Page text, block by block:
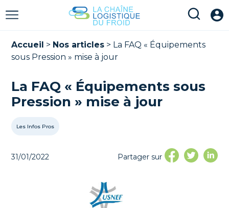
Accueil > Nos articles > La FAQ « Équipements
sous Pression » mise à jour
La FAQ « Équipements sous
Pression » mise à jour
Les Infos Pros
31/01/2022 Partager sur